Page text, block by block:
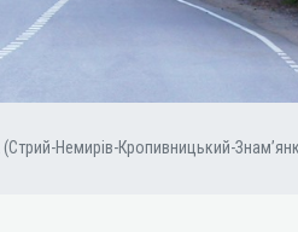
Немирів-Кропивницький-